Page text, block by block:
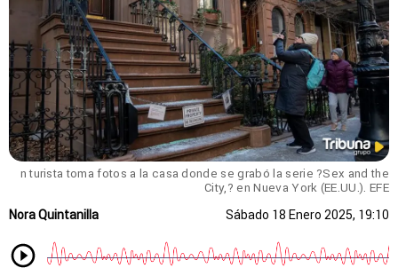
n turista toma fotos a la casa donde se grabó la serie ?Sex and the
City,? en Nueva York (EE.UU.). EFE
Nora Quintanilla Sábado 18 Enero 2025, 19:10